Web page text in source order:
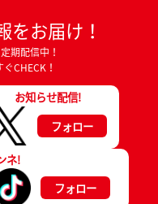
をお届け！
期配信中！
CHECK！
お知らせ配信!
フォロー
ネ!
フォロー